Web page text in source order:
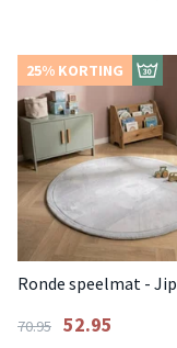
25% KORTING
Ronde speelmat -
70.95 52.95